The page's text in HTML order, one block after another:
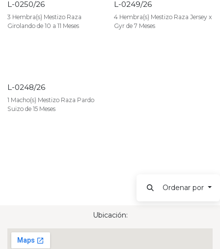
L-0250/26
3 Hembra(s) Mestizo Raza
Girolando de 10 a 11 Meses
L-0249/26
4 Hembra(s) Mestizo Raza Jersey x
Gyr de 7 Meses
VENDIDO
L-0248/26
1 Macho(s) Mestizo Raza Pardo
Suizo de 15 Meses
Ordenar por
Ubicación: